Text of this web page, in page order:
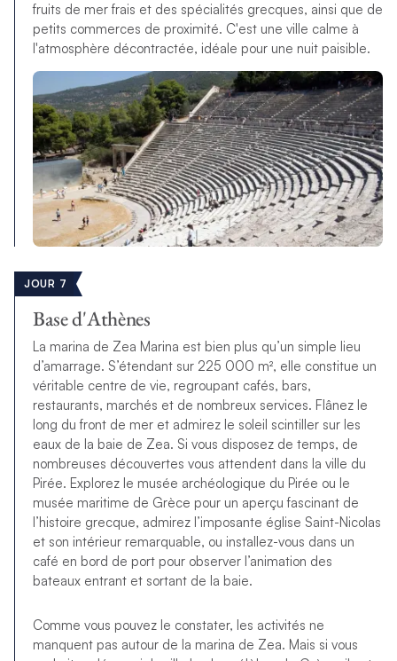
fruits de mer frais et des spécialités grecques, ainsi que de
petits commerces de proximité. C'est une ville calme à
l'atmosphère décontractée, idéale pour une nuit paisible.
JOUR 7
Base d'Athènes
La marina de Zea Marina est bien plus qu’un simple lieu
d’amarrage. S’étendant sur 225 000 m², elle constitue un
véritable centre de vie, regroupant cafés, bars,
restaurants, marchés et de nombreux services. Flânez le
long du front de mer et admirez le soleil scintiller sur les
eaux de la baie de Zea. Si vous disposez de temps, de
nombreuses découvertes vous attendent dans la ville du
Pirée. Explorez le musée archéologique du Pirée ou le
musée maritime de Grèce pour un aperçu fascinant de
l’histoire grecque, admirez l’imposante église Saint-Nicolas
et son intérieur remarquable, ou installez-vous dans un
café en bord de port pour observer l’animation des
bateaux entrant et sortant de la baie.
Comme vous pouvez le constater, les activités ne
manquent pas autour de la marina de Zea. Mais si vous